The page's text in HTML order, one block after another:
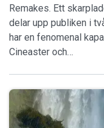
Remakes. Ett
delar upp publiken i
har en fenomenal
Cineaster och…